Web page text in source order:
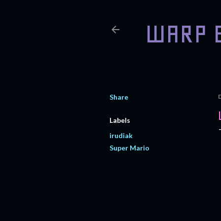
WARP
Share
Labels
irudiak
Super Mario